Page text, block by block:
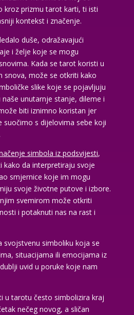
kroz prizmu tarot karti, ti isti
kontekst i značenje.
duše, odražavajući
i želje koje se mogu
Kada se tarot koristi u
snova, može se otkriti kako
slike koje se pojavljuju
unutarnje stanje, dileme i
biti iznimno koristan jer
suočimo s dijelovima sebe koji
simbola iz podsvijesti,
kako da interpretiraju svoje
smjernice koje im mogu
svoje životne putove i izbore.
svemirom može otkriti
i potaknuti nas na rast i
svojstvenu simboliku koja se
situacijama ili emocijama iz
uvid u poruke koje nam
u tarotu često simbolizira kraj
nečeg novog, a sličan